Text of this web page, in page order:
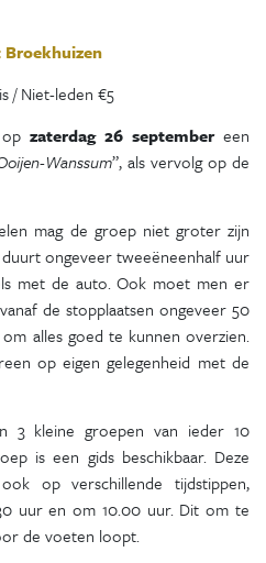
Broekhuizen
/ Niet-leden €5
zaterdag 26 september een
Wanssum”, als vervolg op de
mag de groep niet groter zijn
ongeveer tweeëneenhalf uur
met de auto. Ook moet men er
de stopplaatsen ongeveer 50
alles goed te kunnen overzien.
op eigen gelegenheid met de
3 kleine groepen van ieder 10
is een gids beschikbaar. Deze
op verschillende tijdstippen,
uur en om 10.00 uur. Dit om te
de voeten loopt.